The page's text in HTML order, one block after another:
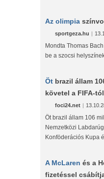
Az olimpia
sportgeza.hu |
Mondta Thomas
be a szocsi
Öt brazil állam
követel a FIFA-tól
foci24.net |
Öt brazil állam 106
Nemzetközi
Konföderációs Kupa
A McLaren és a
fizetéssel